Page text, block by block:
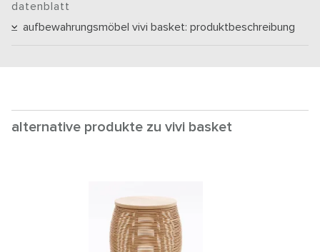
datenblatt
aufbewahrungsmöbel vivi basket: produktbeschreibung
alternative produkte zu vivi basket